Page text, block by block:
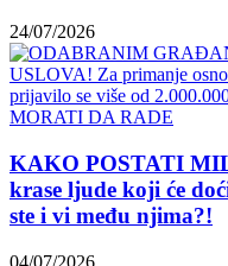
24/07/2026
KAKO POSTATI
krase ljude koji će
ste i vi među njima?!
04/07/2026